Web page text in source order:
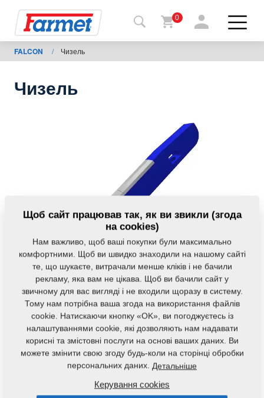
Назад
на
0
FALCON / Чизель
Чизель
Код продукту: 4014100
наступного обладнання:
Щоб сайт працював так, як ви звикли (згода
на cookies)
Нам важливо, щоб ваші покупки були максимально
комфортними. Щоб ви швидко знаходили на нашому сайті
те, що шукаєте, витрачали менше кліків і не бачили
рекламу, яка вам не цікава. Щоб ви бачили сайт у
звичному для вас вигляді і не входили щоразу в систему.
Тому нам потрібна ваша згода на використання файлів
cookie. Натискаючи кнопку «OK», ви погоджуєтесь із
налаштуваннями cookie, які дозволяють нам надавати
корисні та змістовні послуги на основі ваших даних. Ви
можете змінити свою згоду будь-коли на сторінці обробки
персональних даних. Детальніше
Керування cookies